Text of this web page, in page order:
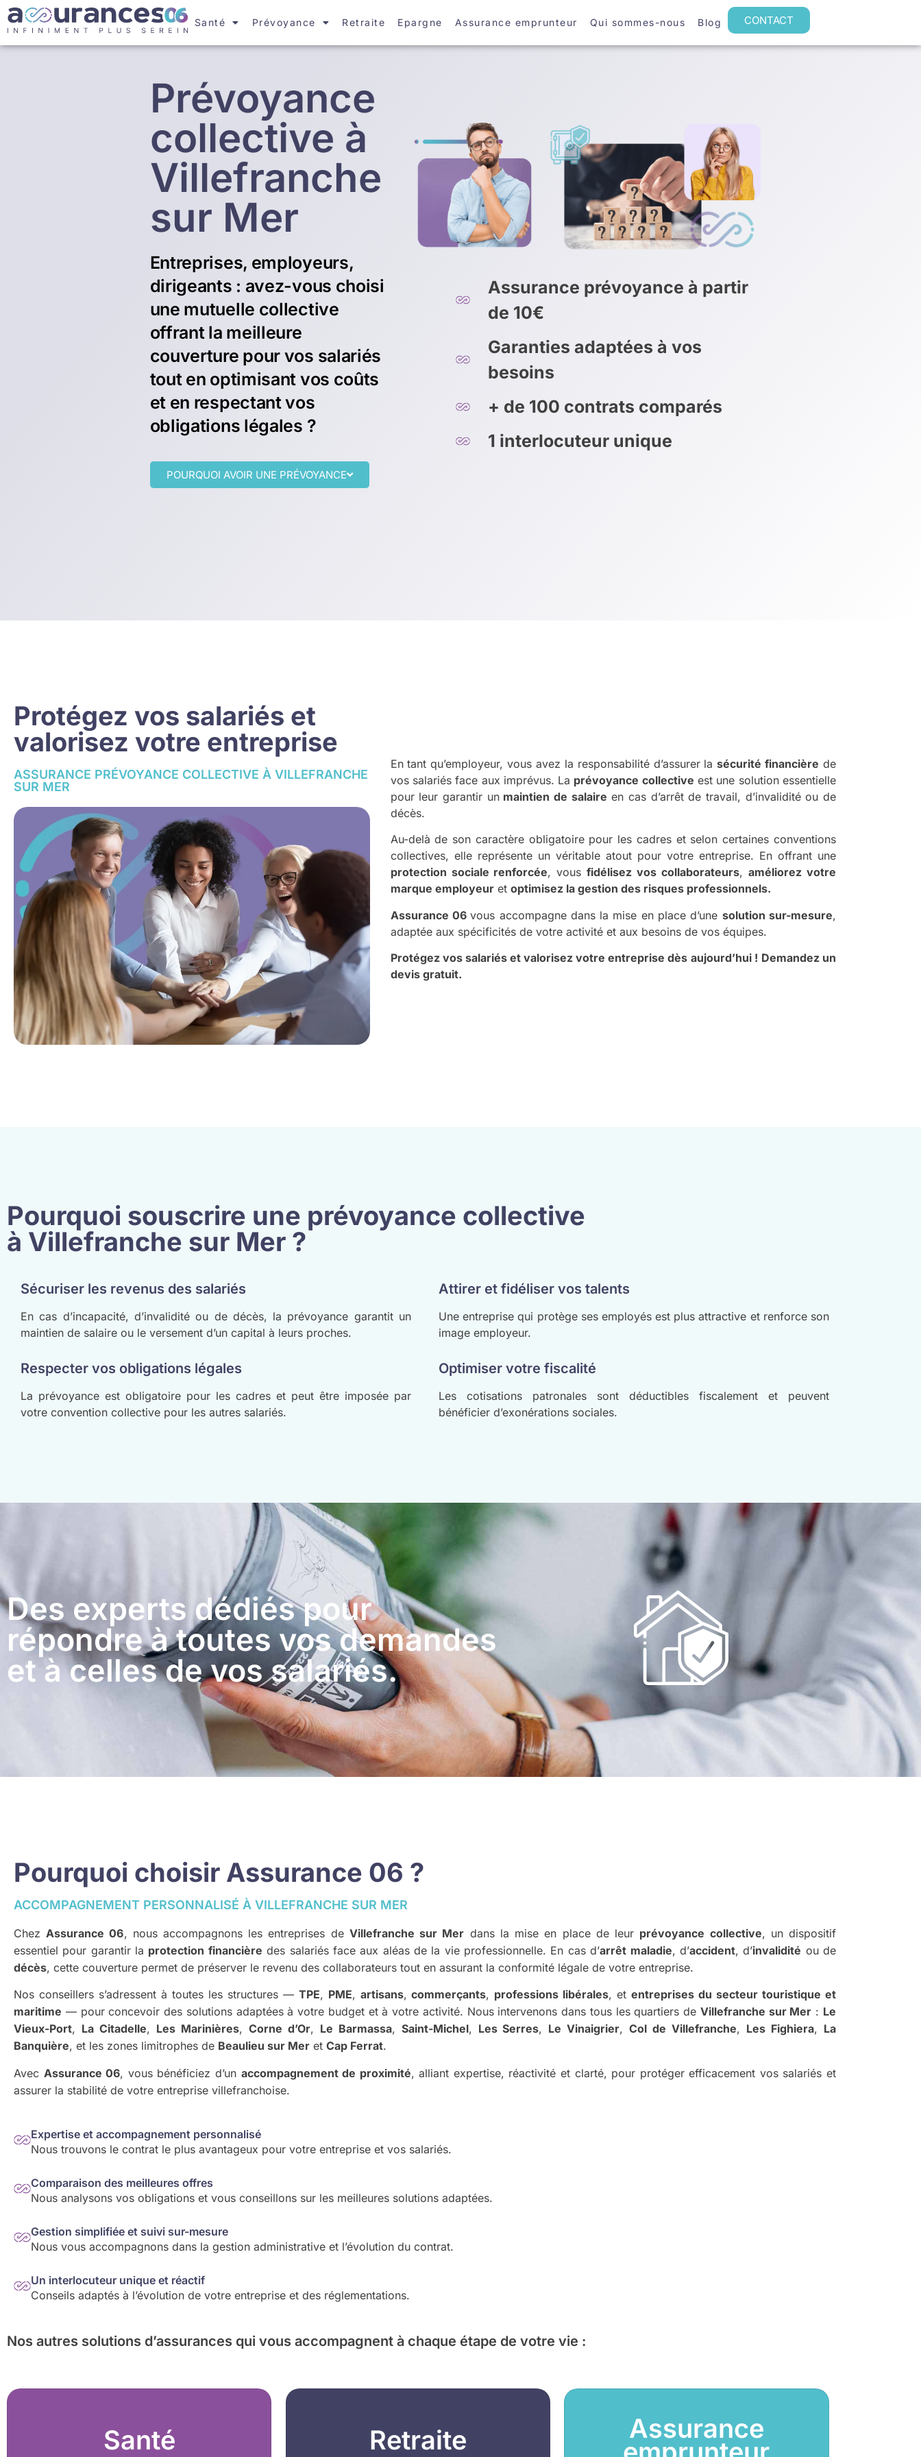
Santé Prévoyance Retraite Epargne Assurance emprunteur Qui sommes-nous Blog CONTACT
Prévoyance
collective à
Villefranche
sur Mer
Entreprises, employeurs,
dirigeants : avez-vous choisi
une mutuelle collective
offrant la meilleure
couverture pour vos salariés
tout en optimisant vos coûts
et en respectant vos
obligations légales ?
POURQUOI AVOIR UNE PRÉVOYANCE
Assurance prévoyance à partir
de 10€
Garanties adaptées à vos
besoins
+ de 100 contrats comparés
1 interlocuteur unique
Protégez vos salariés et
valorisez votre entreprise
ASSURANCE PRÉVOYANCE COLLECTIVE À VILLEFRANCHE
SUR MER
En tant qu’employeur, vous avez la responsabilité d’assurer lasécurité financière de
vos salariés face aux imprévus. La prévoyance collective est une solution essentielle
pour leur garantir unmaintien de salaire en cas d’arrêt de travail, d’invalidité ou de
décès.
Au-delà de son caractère obligatoire pour les cadres et selon certaines conventions
collectives, elle représente un véritable atout pour votre entreprise. En offrant une
protection sociale renforcée, vousfidélisez vos collaborateurs,améliorez votre
marque employeuret optimisez la gestion des risques professionnels.
Assurance 06vous accompagne dans la mise en place d’une solution sur-mesure,
adaptée aux spécificités de votre activité et aux besoins de vos équipes.
Protégez vos salariés et valorisez votre entreprise dès aujourd’hui ! Demandez un
devis gratuit.
Pourquoi souscrire une prévoyance collective
à Villefranche sur Mer ?
Sécuriser les revenus des salariés
En cas d’incapacité, d’invalidité ou de décès, la prévoyance garantit un
maintien de salaire ou le versement d’un capital à leurs proches.
Attirer et fidéliser vos talents
Une entreprise qui protège ses employés est plus attractive et renforce son
image employeur.
Respecter vos obligations légales
La prévoyance est obligatoire pour les cadres et peut être imposée par
votre convention collective pour les autres salariés.
Optimiser votre fiscalité
Les cotisations patronales sont déductibles fiscalement et peuvent
bénéficier d’exonérations sociales.
Des experts dédiés pour
répondre à toutes vos demandes
et à celles de vos salariés.
Pourquoi choisir Assurance 06 ?
ACCOMPAGNEMENT PERSONNALISÉ À VILLEFRANCHE SUR MER
Chez Assurance 06, nous accompagnons les entreprises de Villefranche sur Mer dans la mise en place de leur prévoyance collective, un dispositif
essentiel pour garantir la protection financière des salariés face aux aléas de la vie professionnelle. En cas d’arrêt maladie, d’accident, d’invalidité ou de
décès, cette couverture permet de préserver le revenu des collaborateurs tout en assurant la conformité légale de votre entreprise.
Nos conseillers s’adressent à toutes les structures — TPE, PME, artisans,commerçants, professions libérales, etentreprises du secteur touristique et
maritime — pour concevoir des solutions adaptées à votre budget et à votre activité. Nous intervenons dans tous les quartiers de Villefranche sur Mer : Le
Vieux-Port, La Citadelle, Les Marinières, Corne d’Or, Le Barmassa, Saint-Michel, Les Serres, Le Vinaigrier,Col de Villefranche, Les Fighiera, La
Banquière, et les zones limitrophes de Beaulieu sur Mer et Cap Ferrat.
Avec Assurance 06, vous bénéficiez d’un accompagnement de proximité, alliant expertise, réactivité et clarté, pour protéger efficacement vos salariés et
assurer la stabilité de votre entreprise villefranchoise.
Expertise et accompagnement personnalisé
Nous trouvons le contrat le plus avantageux pour votre entreprise et vos salariés.
Comparaison des meilleures offres
Nous analysons vos obligations et vous conseillons sur les meilleures solutions adaptées.
Gestion simplifiée et suivi sur-mesure
Nous vous accompagnons dans la gestion administrative et l’évolution du contrat.
Un interlocuteur unique et réactif
Conseils adaptés à l’évolution de votre entreprise et des réglementations.
Nos autres solutions d’assurances qui vous accompagnent à chaque étape de votre vie :
Santé Retraite Assurance